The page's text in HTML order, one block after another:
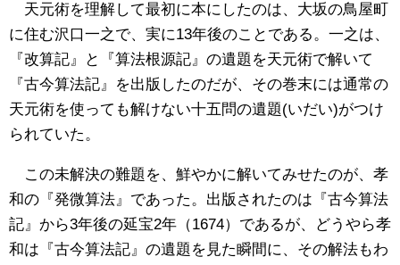
天元術を理解して最初に本にしたのは、大坂の鳥屋町
に住む沢口一之で、実に13年後のことである。一之は、
『改算記』と『算法根源記』の遺題を天元術で解いて
『古今算法記』を出版したのだが、その巻末には通常の
天元術を使っても解けない十五問の遺題(いだい)がつけ
られていた。
この未解決の難題を、鮮やかに解いてみせたのが、孝
和の『発微算法』であった。出版されたのは『古今算法
記』から3年後の延宝2年（1674）であるが、どうやら孝
和は『古今算法記』の遺題を見た瞬間に、その解法もわ